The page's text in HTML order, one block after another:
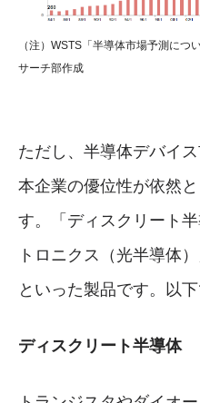
（注）WSTS「半導体市場予測につ
サーチ部作成
ただし、半導体デバイ
本企業の優位性が依然
す。「ディスクリート
トロニクス（光半導体
といった製品です。以
ディスクリート半導体